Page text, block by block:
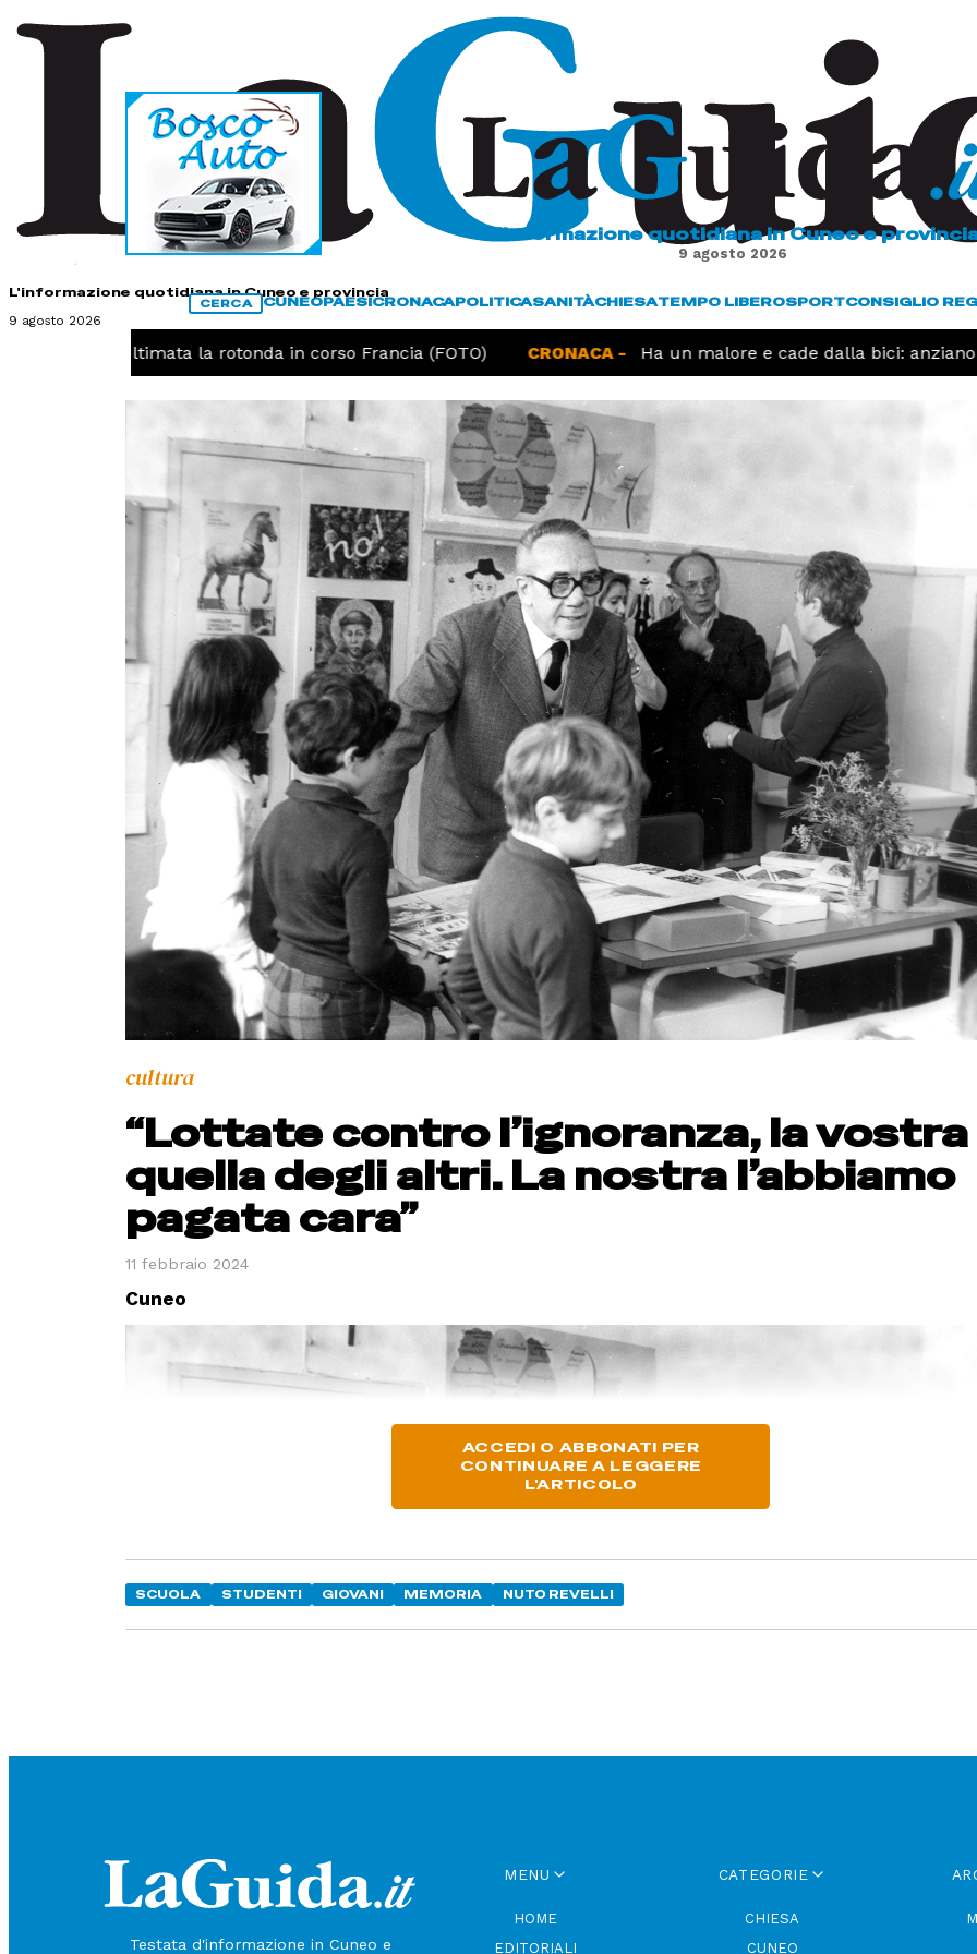
L'informazione quotidiana in Cuneo e provincia
9 agosto 2026
L'informazione quotidiana in Cuneo e
9 agosto 2026
CERCA CUNEOPAESICRONACAPOLITICASANITÀCHIESATEMPO LIBEROSPORTCONSIGLIO
Cuneo, ultimata la rotonda in corso Francia (FOTO) CRONACA - Ha un malore e cade dalla bici: anziano
cultura
“Lottate contro l’ignoranza, la vostra
quella degli altri. La nostra l’abbiamo
pagata cara”
11 febbraio 2024
Cuneo
ACCEDI O ABBONATI PER
CONTINUARE A LEGGERE
L'ARTICOLO
SCUOLA STUDENTI GIOVANI MEMORIA NUTO REVELLI
Testata d'informazione in Cuneo e
MENU
HOME
EDITORIALI
CATEGORIE
CHIESA
CUNEO